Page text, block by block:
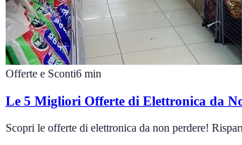
Offerte e Sconti6 min
Le 5 Migliori Offerte di Elettronica da
Scopri le offerte di elettronica da non perdere!